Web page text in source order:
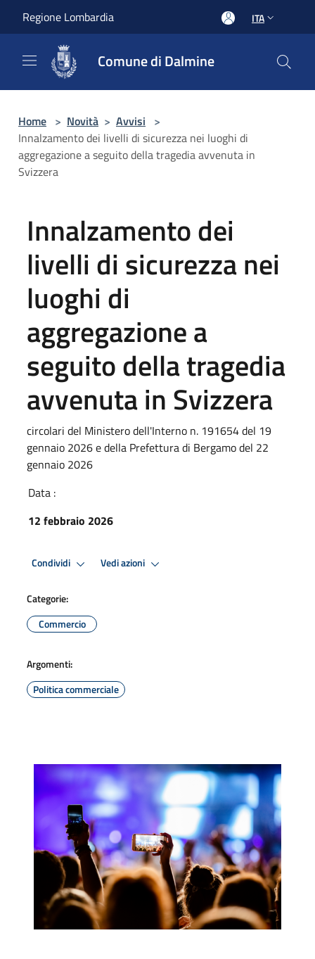
Regione Lombardia ITA
Comune di Dalmine
Home > Novità > Avvisi >
Innalzamento dei livelli di sicurezza nei luoghi di
aggregazione a seguito della tragedia avvenuta in
Svizzera
Innalzamento dei
livelli di sicurezza nei
luoghi di
aggregazione a
seguito della tragedia
avvenuta in Svizzera
circolari del Ministero dell'Interno n. 191654 del 19
gennaio 2026 e della Prefettura di Bergamo del 22
gennaio 2026
Data :
12 febbraio 2026
Condividi Vedi azioni
Categorie:
Commercio
Argomenti:
Politica commerciale